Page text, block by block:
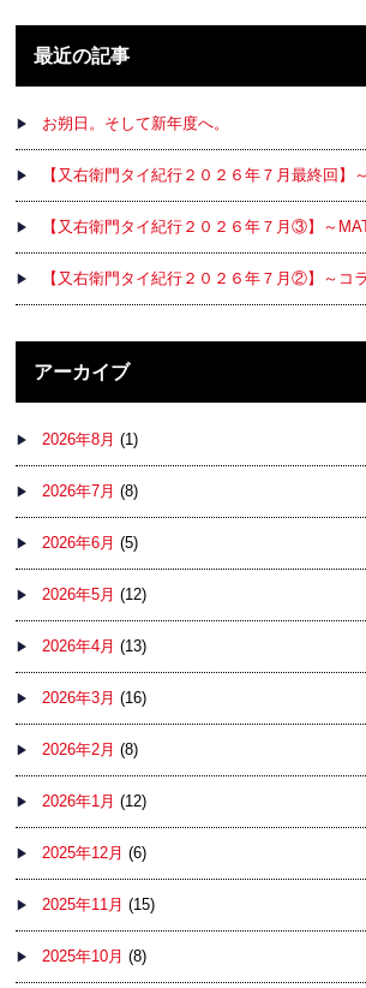
最近の記事
お朔日。そして新年度へ。
【又右衛門タイ紀行２０２６年７月最終回
【又右衛門タイ紀行２０２６年７月③】～
【又右衛門タイ紀行２０２６年７月②】～コ
アーカイブ
2026年8月 (1)
2026年7月 (8)
2026年6月 (5)
2026年5月 (12)
2026年4月 (13)
2026年3月 (16)
2026年2月 (8)
2026年1月 (12)
2025年12月 (6)
2025年11月 (15)
2025年10月 (8)